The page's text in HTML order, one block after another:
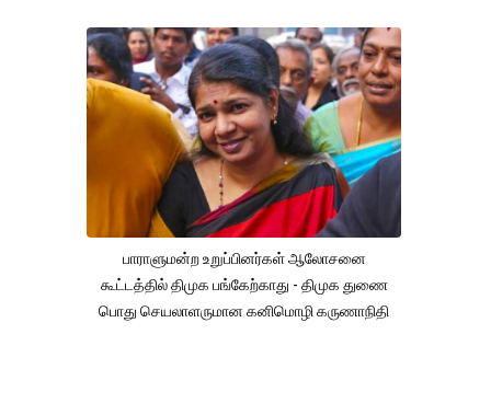
பாராளுமன்ற உறுப்பினர்கள் ஆலோசனை
கூட்டத்தில் திமுக பங்கேற்காது - திமுக துணை
பொது செயலாளருமான கனிமொழி கருணாநிதி